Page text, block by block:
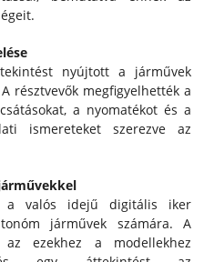
nyújtott a járművek
résztvevők megfigyelhették a
a nyomatékot és a
ismereteket szerezve az
a valós idejű digitális iker
járművek számára. A
ezekhez a modellekhez